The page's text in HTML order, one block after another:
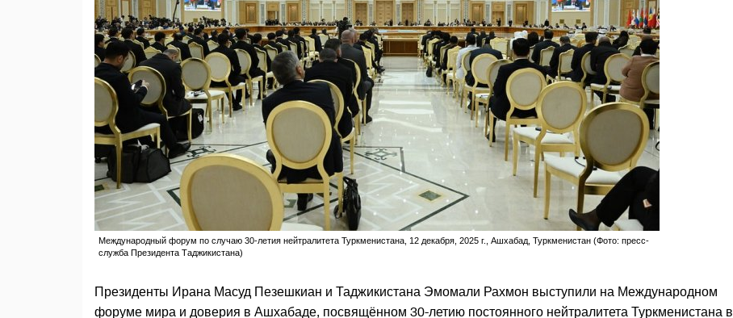
Международный форум по случаю 30-летия нейтралитета Туркменистана, 12 декабря, 2025 г., Ашхабад, Туркменистан (Фото: пресс-
служба Президента Таджикистана)
Президенты Ирана Масуд Пезешкиан и Таджикистана Эмомали Рахмон выступили на Международном
форуме мира и доверия в Ашхабаде, посвящённом 30-летию постоянного нейтралитета Туркменистана в